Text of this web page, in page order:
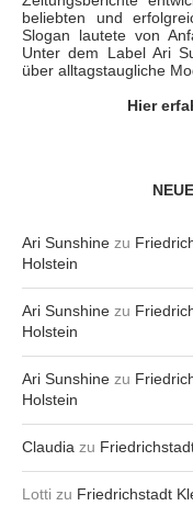
beliebten und
Slogan lautete von
Unter dem Label Ari
über alltagstaugliche
Hier
Ari Sunshine zu
Holstein
Ari Sunshine zu
Holstein
Ari Sunshine zu
Holstein
Claudia zu
Lotti zu Friedrichstadt